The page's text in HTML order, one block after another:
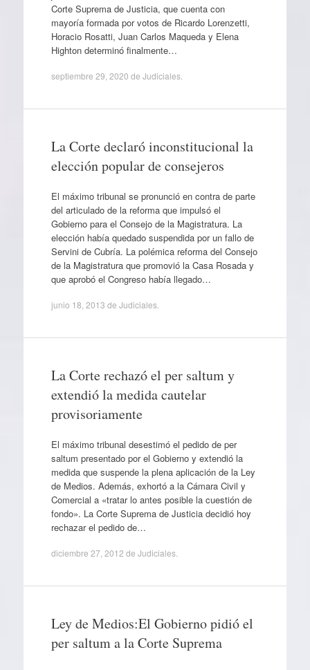
Corte Suprema de Justicia, que cuenta con
mayoría formada por votos de Ricardo Lorenzetti,
Horacio Rosatti, Juan Carlos Maqueda y Elena
Highton determinó finalmente…
septiembre 29, 2020 de Judiciales.
La Corte declaró inconstitucional la
elección popular de consejeros
El máximo tribunal se pronunció en contra de parte
del articulado de la reforma que impulsó el
Gobierno para el Consejo de la Magistratura. La
elección había quedado suspendida por un fallo de
Servini de Cubría. La polémica reforma del Consejo
de la Magistratura que promovió la Casa Rosada y
que aprobó el Congreso había llegado…
junio 18, 2013 de Judiciales.
La Corte rechazó el per saltum y
extendió la medida cautelar
provisoriamente
El máximo tribunal desestimó el pedido de per
saltum presentado por el Gobierno y extendió la
medida que suspende la plena aplicación de la Ley
de Medios. Además, exhortó a la Cámara Civil y
Comercial a «tratar lo antes posible la cuestión de
fondo». La Corte Suprema de Justicia decidió hoy
rechazar el pedido de…
diciembre 27, 2012 de Judiciales.
Ley de Medios:El Gobierno pidió el
per saltum a la Corte Suprema